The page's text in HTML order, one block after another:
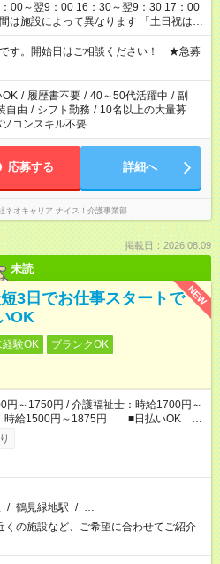
00～翌9：00 16：30～翌9：30 17：00
によって異なります 「土日祝は休
ぎたい」 「もう少し遅い時間から始めた
仕事をご案内いたします。 ※未経験
間は日中での仕事を経験いただき、 お
★家庭の都合でお休みが
相談ください。
す。開始日はご相談ください！ ★急募
OK / 履歴書不要 / 40～50代活躍中 / 副
自由 / シフト勤務 / 10名以上の大量募
コンスキル不要
応募する 詳細へ
ネオキャリア ナイス！介護事業部
掲載日：2026.08.09
未読
NEW
3日でお仕事スタートで
OK
験OK
ブランクOK
円～1750円 / 介護福祉士：時給1700円～
時給1500円～1875円 ■日払いOK ■
給1400円×8h）
/ 鶴見緑地駅 / …
の施設など、ご希望に合わせてご紹介